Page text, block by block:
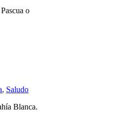
o
, Saludo
Blanca.